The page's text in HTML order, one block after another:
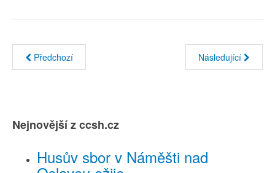
Předchozí Následující
Nejnovější z ccsh.cz
Husův sbor v Náměšti nad